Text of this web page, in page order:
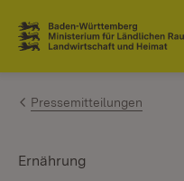
Zum Inhalt springen
Link zur Startseite
Pressemitteilungen
Ernährung